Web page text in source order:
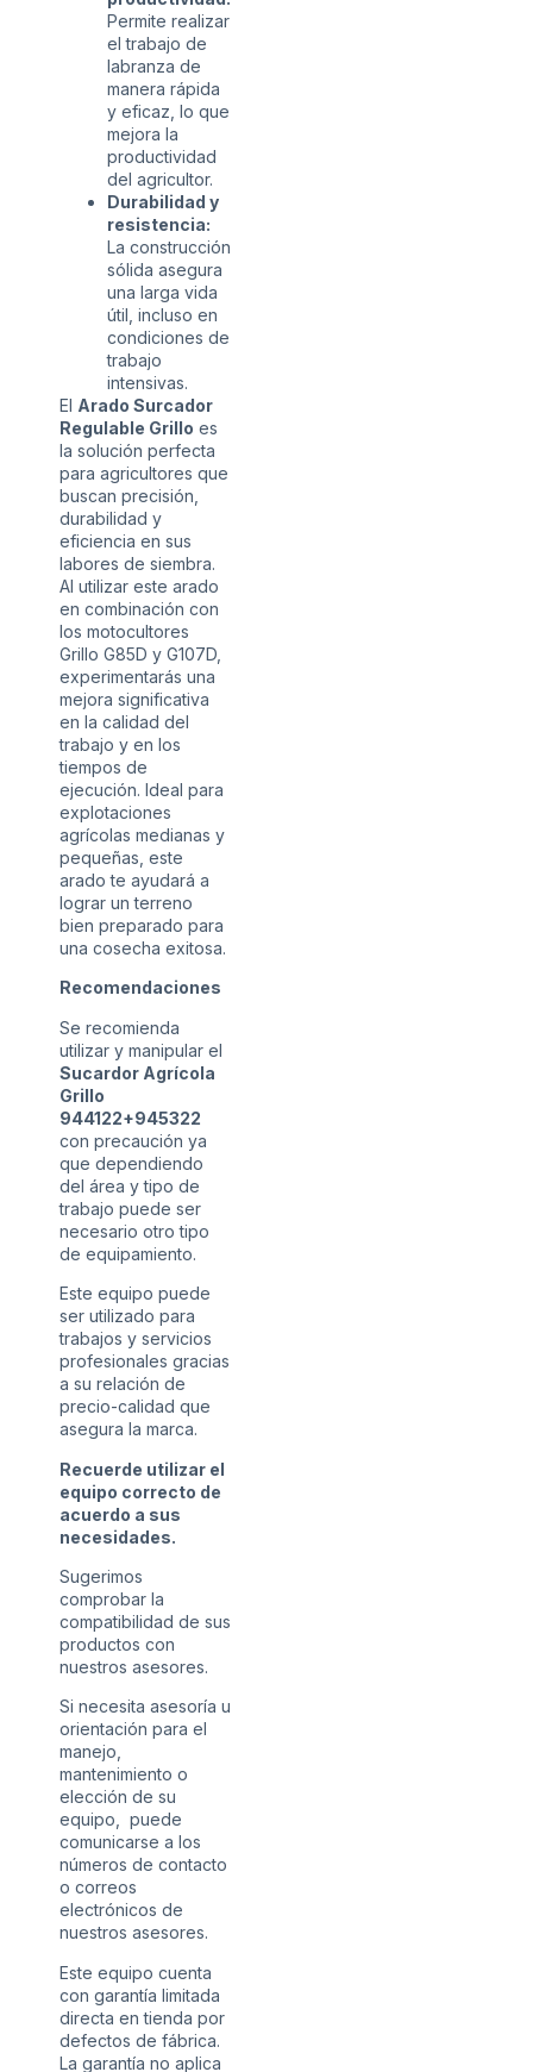
Permite realizar
el trabajo de
labranza de
manera rápida
y eficaz, lo que
mejora la
productividad
del agricultor.
Durabilidad y
resistencia:
La construcción
sólida asegura
una larga vida
útil, incluso en
condiciones de
trabajo
intensivas.
El Arado Surcador
Regulable Grillo es
la solución perfecta
para agricultores que
buscan precisión,
durabilidad y
eficiencia en sus
labores de siembra.
Al utilizar este arado
en combinación con
los motocultores
Grillo G85D y G107D,
experimentarás una
mejora significativa
en la calidad del
trabajo y en los
tiempos de
ejecución. Ideal para
explotaciones
agrícolas medianas y
pequeñas, este
arado te ayudará a
lograr un terreno
bien preparado para
una cosecha exitosa.
Recomendaciones
Se recomienda
utilizar y manipular el
Sucardor Agrícola
Grillo
944122+945322
con precaución ya
que dependiendo
del área y tipo de
trabajo puede ser
necesario otro tipo
de equipamiento.
Este equipo puede
ser utilizado para
trabajos y servicios
profesionales gracias
a su relación de
precio-calidad que
asegura la marca.
Recuerde utilizar el
equipo correcto de
acuerdo a sus
necesidades.
Sugerimos
comprobar la
compatibilidad de sus
productos con
nuestros asesores.
Si necesita asesoría u
orientación para el
manejo,
mantenimiento o
elección de su
equipo, puede
comunicarse a los
números de contacto
o correos
electrónicos de
nuestros asesores.
Este equipo cuenta
con garantía limitada
directa en tienda por
defectos de fábrica.
La garantía no aplica